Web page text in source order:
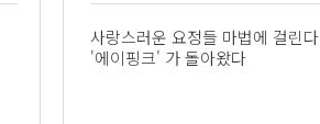
사랑스러운 요정들 마법에 걸린다
'에이핑크' 가 돌아왔다